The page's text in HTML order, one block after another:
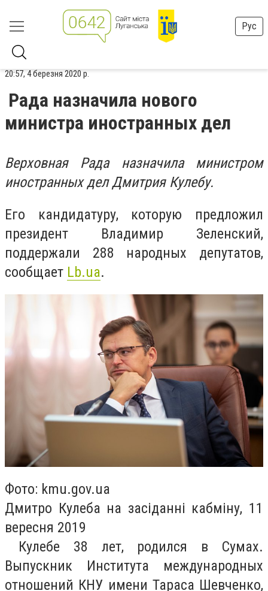
Рус
20:57, 4 березня 2020 р.
Рада назначила нового
министра иностранных дел
Верховная Рада назначила министром
иностранных дел Дмитрия Кулебу.
Его кандидатуру, которую предложил
президент Владимир Зеленский,
поддержали 288 народных депутатов,
сообщает Lb.ua.
Фото: kmu.gov.ua
Дмитро Кулеба на засіданні кабміну, 11
вересня 2019
Кулебе 38 лет, родился в Сумах.
Выпускник Института международных
отношений КНУ имени Тараса Шевченко,